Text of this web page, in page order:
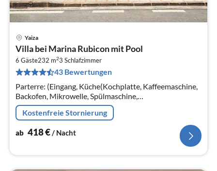
Yaiza
Villa bei Marina Rubicon mit Pool
6 Gäste232 m23 Schlafzimmer
43 Bewertungen
Parterre: (Eingang, Küche(Kochplatte, Kaffeemaschine,
Backofen, Mikrowelle, Spülmaschine,
Kühl-/Gefrierkombination, Mixer),
Wohn/Esszimmer(TV(Flatscreen, internationale TV-
Kostenfreie Stornierung
ab 418€/ Nacht